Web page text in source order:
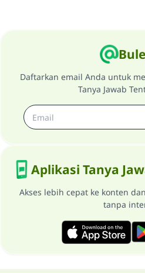
Daftarkan email Anda untuk
Tanya Jawab
Aplikasi Tanya
Akses lebih cepat ke konten
tanpa